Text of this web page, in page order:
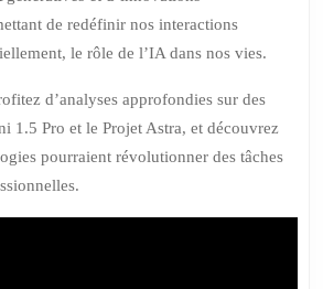
de redéfinir nos interactions
le rôle de l’IA dans nos vies.
d’analyses approfondies sur des
1.5 Pro et le Projet Astra, et découvrez
pourraient révolutionner des tâches